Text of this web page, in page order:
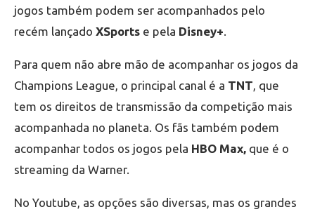
jogos também podem ser acompanhados pelo
recém lançado XSports e pela Disney+
Para quem não abre mão de acompanhar os jogos da
Champions League, o principal canal é a TNT , que
tem os direitos de transmissão da competição mais
acompanhada no planeta. Os fãs também podem
acompanhar todos os jogos pela HBO Max, que é o
streaming da Warner.
No Youtube, as opções são diversas, mas os grandes